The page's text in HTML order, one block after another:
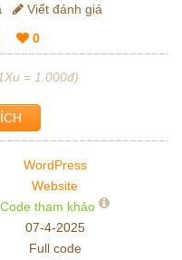
Viết đánh giá
0
= 1.000đ)
WordPress
Website
Code tham khảo
07-4-2025
Full code